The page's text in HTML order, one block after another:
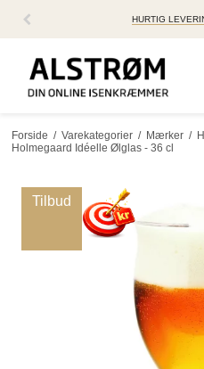
HURTIG
Forside / Varekategorier / Mærker /
Holmegaard Idéelle Ølglas - 36 cl
Tilbud